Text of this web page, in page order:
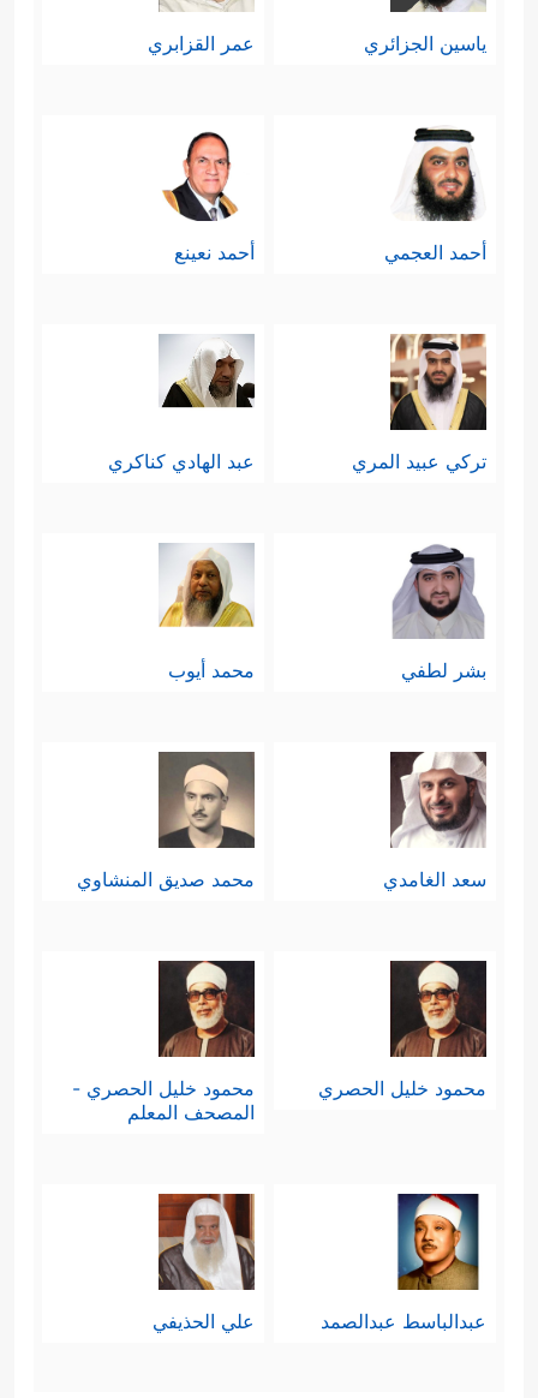
ياسين الجزائري عمر القزابري
أحمد العجمي أحمد نعينع
تركي عبيد المري عبد الهادي كناكري
بشر لطفي محمد أيوب
سعد الغامدي محمد صديق المنشاوي
محمود خليل الحصري
محمود خليل الحصري -
المصحف المعلم
عبدالباسط عبدالصمد علي الحذيفي